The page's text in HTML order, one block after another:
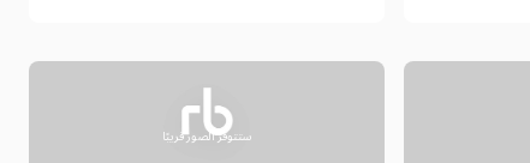
ستتوفر الصور قريبًا